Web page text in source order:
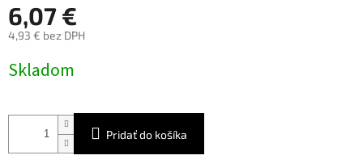
6,07 €
4,93 € bez DPH
cena:
Skladom
Pridať do košíka